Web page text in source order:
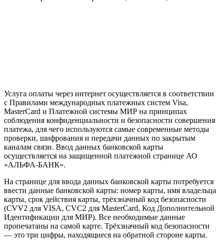
Услуга оплаты через интернет осуществляется в соответствии
с Правилами международных платежных систем Visa,
MasterCard и Платежной системы МИР на принципах
соблюдения конфиденциальности и безопасности совершения
платежа, для чего используются самые современные методы
проверки, шифрования и передачи данных по закрытым
каналам связи. Ввод данных банковской карты
осуществляется на защищенной платежной странице АО
«АЛЬФА-БАНК».
На странице для ввода данных банковской карты потребуется
ввести данные банковской карты: номер карты, имя владельца
карты, срок действия карты, трёхзначный код безопасности
(CVV2 для VISA, CVC2 для MasterCard, Код Дополнительной
Идентификации для МИР). Все необходимые данные
пропечатаны на самой карте. Трёхзначный код безопасности
— это три цифры, находящиеся на обратной стороне карты.